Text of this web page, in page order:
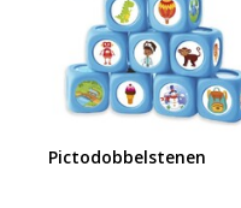
Pictodobbelstenen